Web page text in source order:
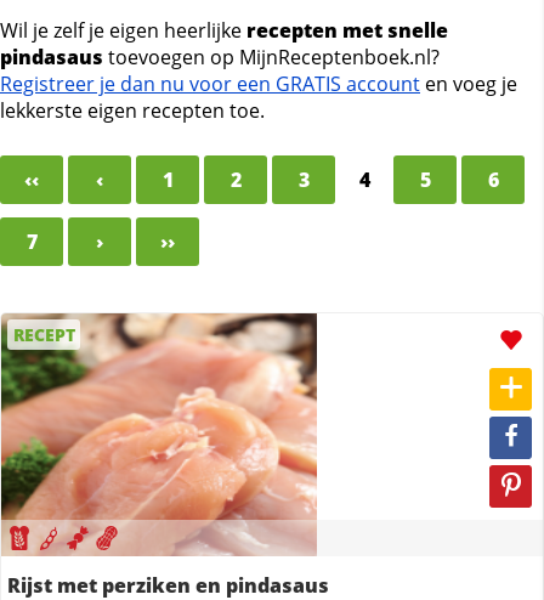
Wil je zelf je eigen heerlijke recepten met snelle
pindasaus toevoegen op MijnReceptenboek.nl?
Registreer je dan nu voor een GRATIS account en voeg je
lekkerste eigen recepten toe.
‹‹ ‹ 1 2 3 4 5 6
7 › ››
RECEPT
Rijst met perziken en pindasaus